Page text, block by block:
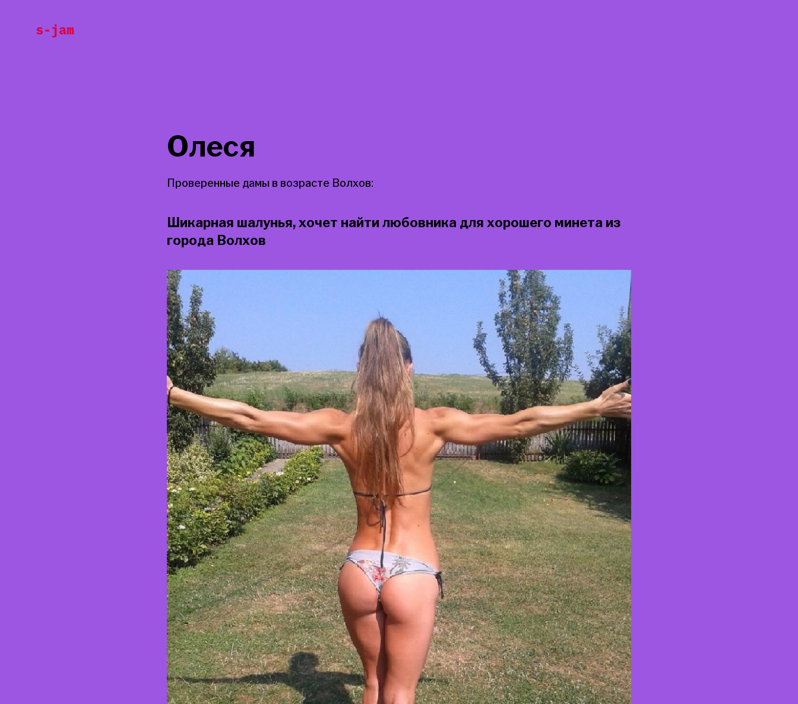
s-jam
Олеся
Проверенные дамы в возрасте Волхов:
Шикарная шалунья, хочет найти любовника для хорошего минета из
города Волхов